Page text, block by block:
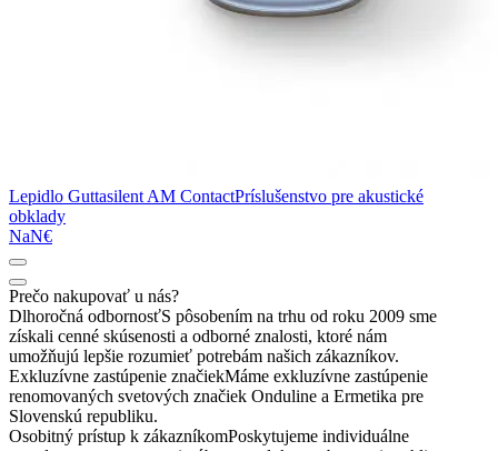
Lepidlo Guttasilent AM ContactPríslušenstvo pre akustické
obklady
NaN€
Prečo nakupovať u nás?
Dlhoročná odbornosťS pôsobením na trhu od roku 2009 sme
získali cenné skúsenosti a odborné znalosti, ktoré nám
umožňujú lepšie rozumieť potrebám našich zákazníkov.
Exkluzívne zastúpenie značiekMáme exkluzívne zastúpenie
renomovaných svetových značiek Onduline a Ermetika pre
Slovenskú republiku.
Osobitný prístup k zákazníkomPoskytujeme individuálne